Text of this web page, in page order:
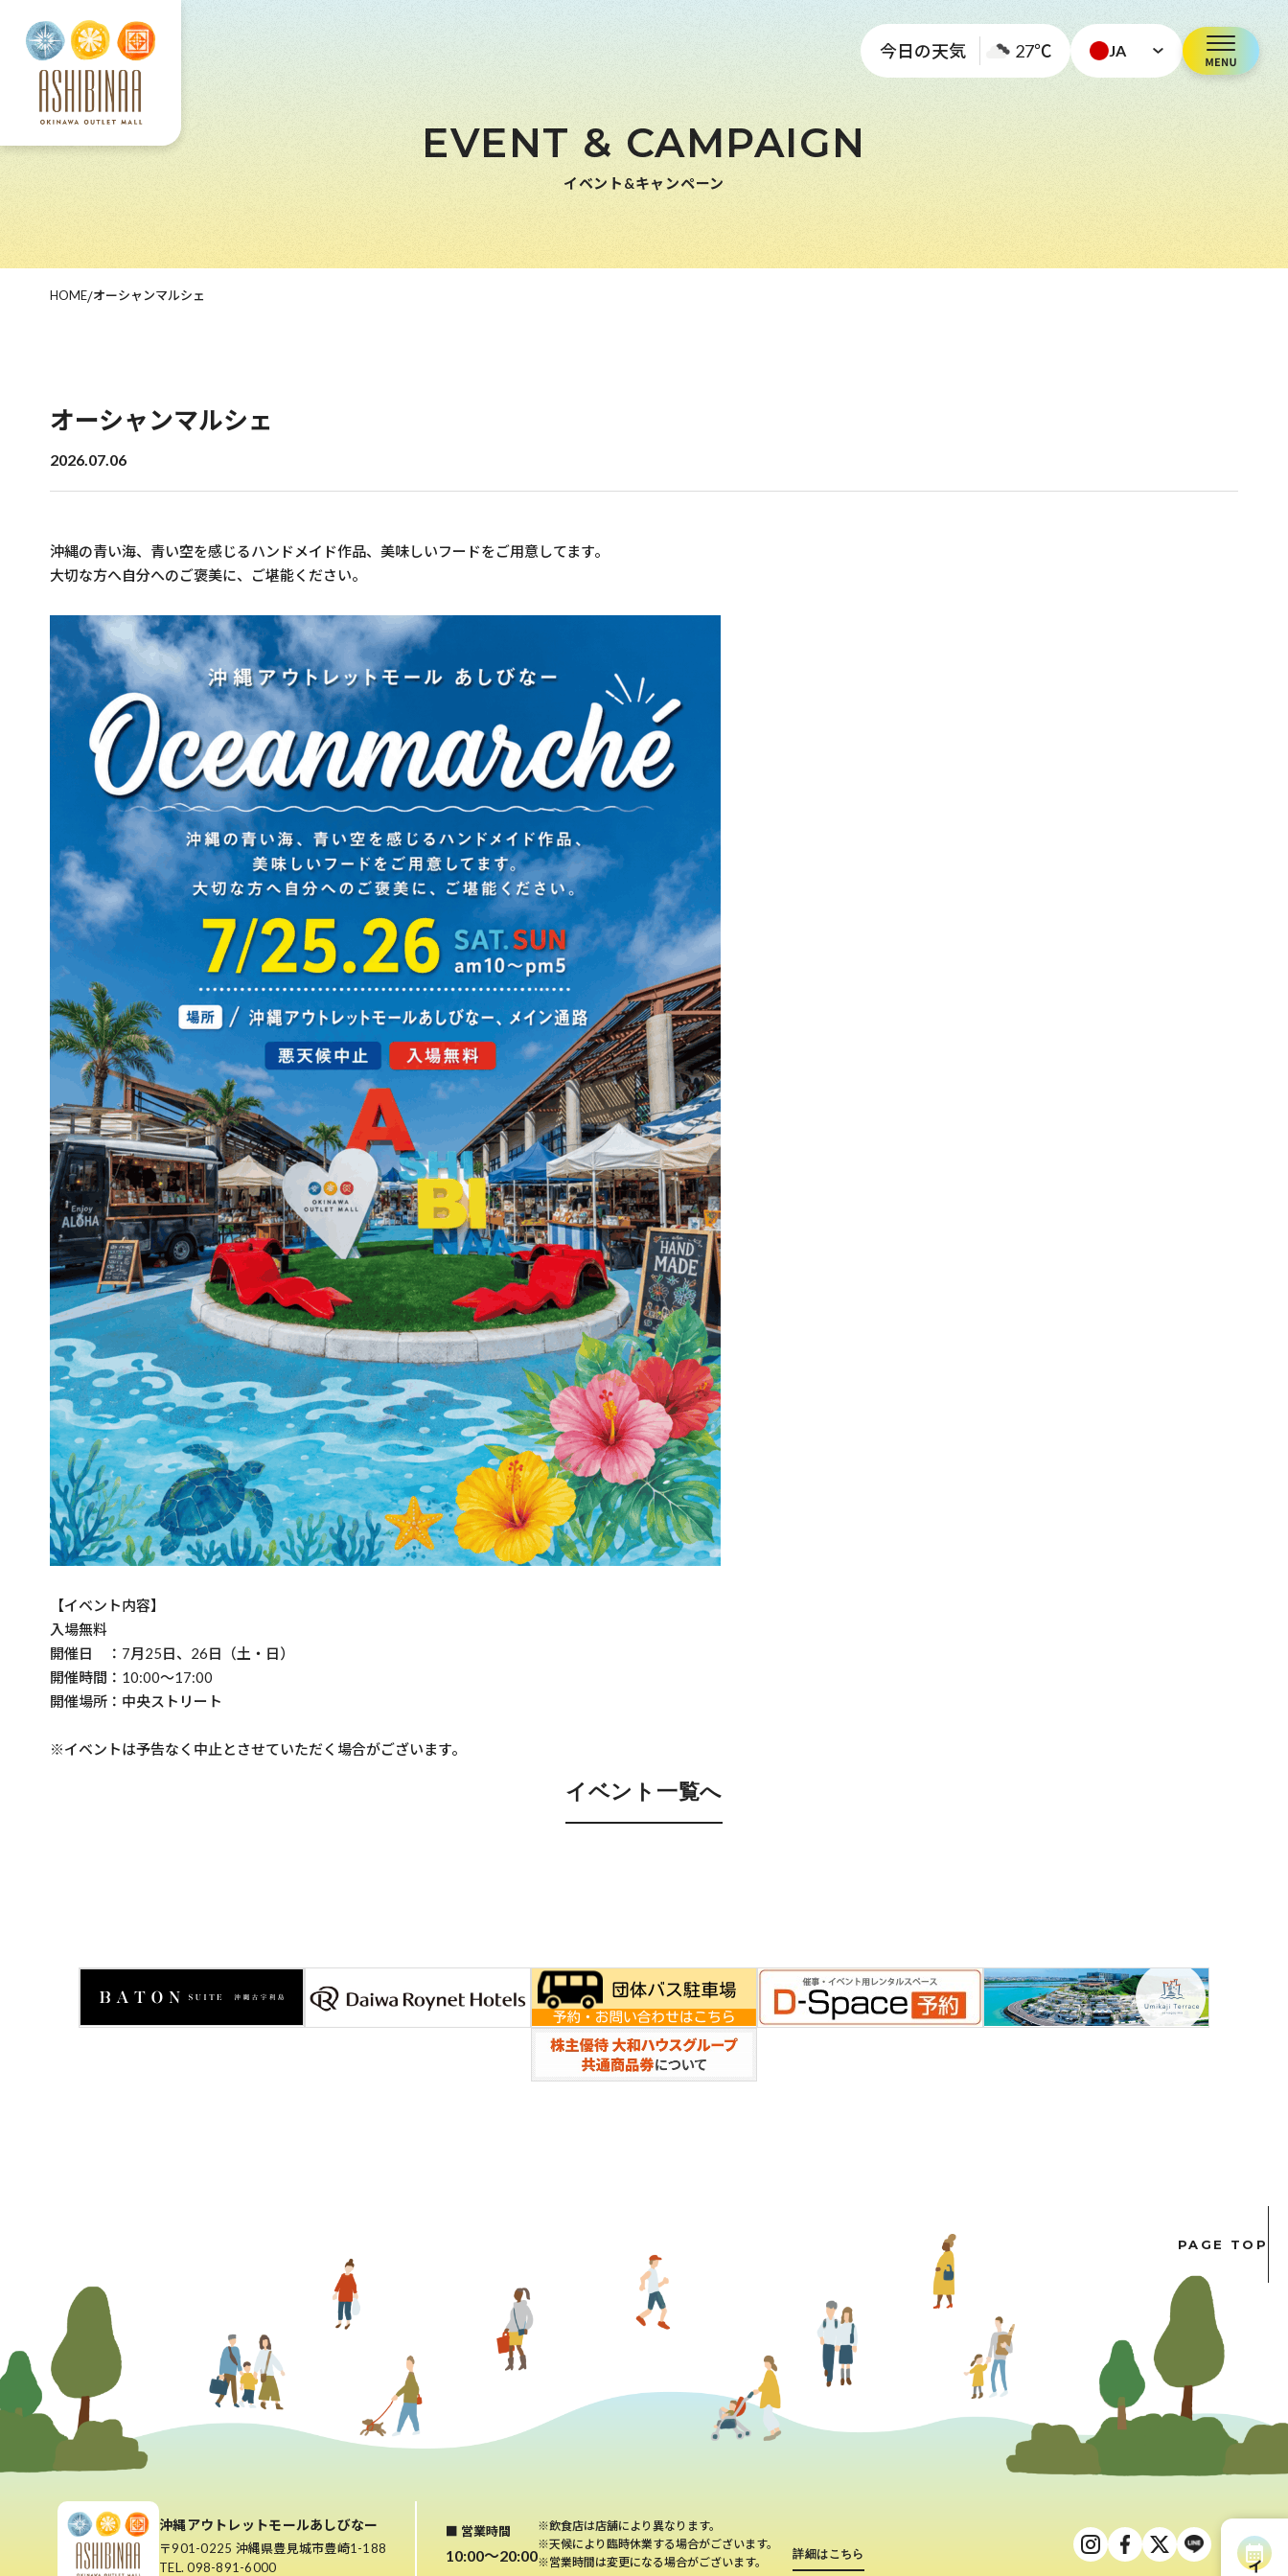
今日の天気 27℃ JA
EVENT & CAMPAIGN
イベント&キャンペーン
HOME/オーシャンマルシェ
オーシャンマルシェ
2026.07.06
沖縄の青い海、青い空を感じるハンドメイド作品、美味しいフードをご用意してます。
大切な方へ自分へのご褒美に、ご堪能ください。
【イベント内容】
入場無料
開催日 ：7月25日、26日（土・日）
開催時間：10:00～17:00
開催場所：中央ストリート
※イベントは予告なく中止とさせていただく場合がございます。
イベント一覧へ
PAGE TOP
沖縄アウトレットモールあしびなー
〒901-0225 沖縄県豊見城市豊崎1-188
TEL. 098-891-6000
■ 営業時間
10:00～20:00
※飲食店は店舗により異なります。
※天候により臨時休業する場合がございます。
※営業時間は変更になる場合がございます。
詳細はこちら